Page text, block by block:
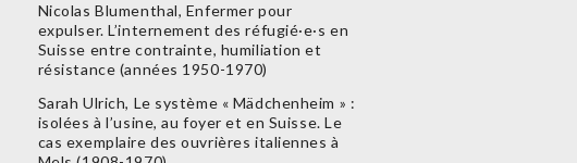
Nicolas Blumenthal, Enfermer pour
expulser. L’internement des réfugié·e·s en
Suisse entre contrainte, humiliation et
résistance (années 1950-1970)
Sarah Ulrich, Le système « Mädchenheim » :
isolées à l’usine, au foyer et en Suisse. Le
cas exemplaire des ouvrières italiennes à